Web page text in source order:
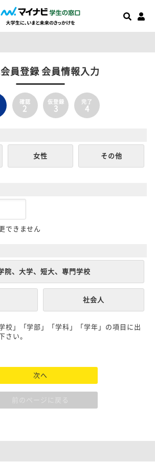
員登録 会員情報入力
確認
2
仮登録
3
完了
4
女性 その他
できません
院、大学、短大、専門学校
社会人
校」「学部」「学科」「学年」の項目に出
さい。
次へ
前のページに戻る